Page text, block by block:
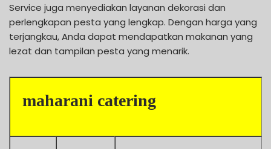
Service juga menyediakan layanan dekorasi dan
perlengkapan pesta yang lengkap. Dengan harga yang
terjangkau, Anda dapat mendapatkan makanan yang
lezat dan tampilan pesta yang menarik.
maharani catering